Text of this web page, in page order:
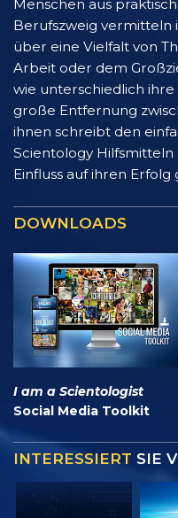
Menschen aus
Berufszweig vermitteln
über eine Vielfalt von
Arbeit oder dem
wie unterschiedlich
große Entfernung
ihnen schreibt den
Scientology
Einfluss auf ihren
DOWNLOADS
I am a Scientologist
Social Media Toolkit
INTERESSIERT SIE